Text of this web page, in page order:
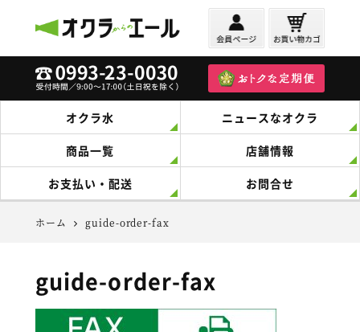
オクラ水 ニュースなオクラ
商品一覧 店舗情報
お支払い・配送 お問合せ
ホーム guide-order-fax
guide-order-fax